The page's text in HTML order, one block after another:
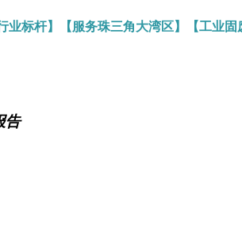
业标杆】【服务珠三角大湾区】【工业固
告